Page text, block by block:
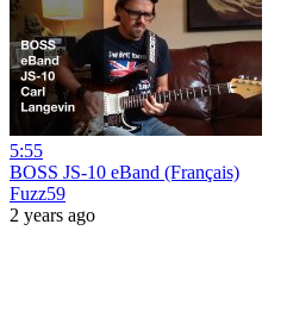
5:55
BOSS JS-10 eBand (Français)
Fuzz59
2 years ago